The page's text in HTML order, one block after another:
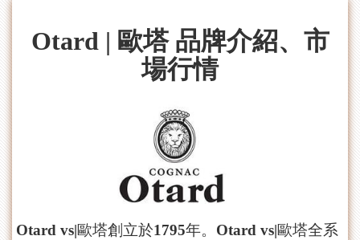
Otard | 歐塔 品牌介紹、市
場行情
Otard vs|歐塔創立於1795年。Otard vs|歐塔全系